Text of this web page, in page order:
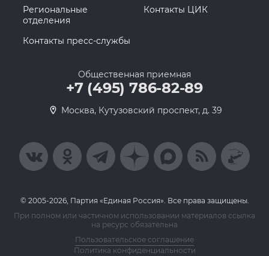
Региональные
отделения
Контакты ЦИК
Контакты пресс-службы
Общественная приемная
+7 (495) 786-82-89
Москва, Кутузовский проспект, д. 39
© 2005-2026, Партия «Единая Россия». Все права защищены.
При полном или частичном использовании материалов ссылка
на ресурс обязательна
Пользовательское соглашение
Политика конфиденциальности